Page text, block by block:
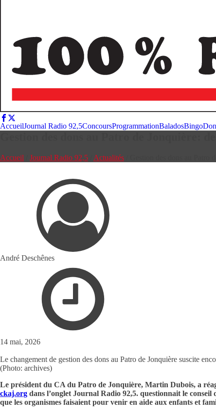
AccueilJournal Radio 92,5ConcoursProgrammationBaladosBingo
Accueil Journal Radio 92,5 Actualités
André Deschênes
14 mai, 2026
Le changement de gestion des dons au Patro de Jonquière suscite
(Photo: archives)
Le président du CA du Patro de Jonquière, Martin Dubois, a
ckaj.org dans l’onglet Journal Radio 92,5. questionnait le
que les organismes faisaient pour venir en aide aux enfants et